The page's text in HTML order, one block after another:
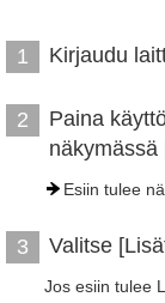
1 Kirjaudu
2
Paina
näkymässä
Esiin tulee
3 Valitse
Jos esiin tulee